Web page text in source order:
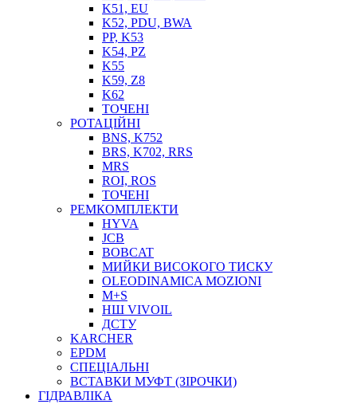
ТОСОЛ, АНТИФРИЗ
ОЛИВА-ПАЛИВО
ПОВІТРЯ-ВОДА
ДЛЯ ЗВАРЮВАННЯ
НАПІРНО-ВСМОКТУЮЧІ
ФІЛЬТРИ ДЛЯ ПАЛЬНОГО
ПІДДОНИ ДЛЯ БОЧОК
МОДУЛЬНІ АЗС
МЕТРОЛОГІЧНЕ ОБЛАДНАННЯ
ЛІЧИЛЬНИКИ І ВИТРАТОМІРИ ДЛЯ ПАЛЬНОГО
КОТУШКИ ДЛЯ ШЛАНГІВ
K51, EU
K52, PDU, BWA
PP, K53
K54, PZ
K55
K59, Z8
K62
ТОЧЕНІ
РОТАЦІЙНІ
BNS, K752
BRS, K702, RRS
MRS
ROI, ROS
ТОЧЕНІ
РЕМКОМПЛЕКТИ
HYVA
JCB
BOBCAT
МИЙКИ ВИСОКОГО ТИСКУ
OLEODINAMICA MOZIONI
M+S
НШ VIVOIL
ДСТУ
KARCHER
EPDM
СПЕЦІАЛЬНІ
ВСТАВКИ МУФТ (ЗІРОЧКИ)
ГІДРАВЛІКА